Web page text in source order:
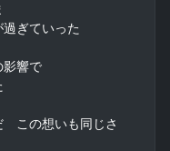
ぎていった
影響で
この想いも同じさ